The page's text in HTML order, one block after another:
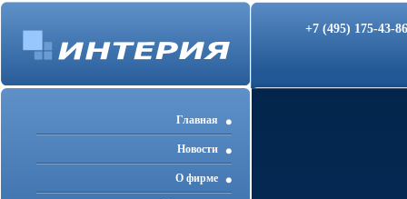
+7 (495) 175-43-
Главная
Новости
О фирме